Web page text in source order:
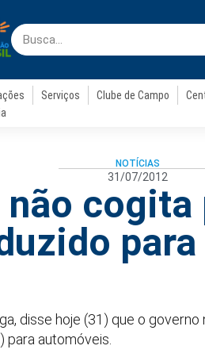
Serviços Clube de Campo
NOTÍCIAS
31/07/2012
não
disse hoje (31) que o
automóveis.